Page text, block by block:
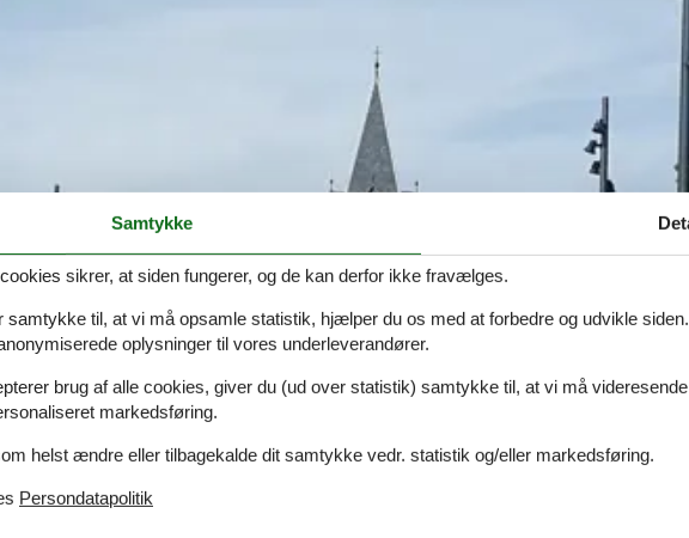
Samtykke
sikrer, at siden fungerer, og de kan derfor ikke fravælges.
samtykke til, at vi må opsamle statistik, hjælper du os med at forbedre og udvikle
oplysninger til vores underleverandører.
brug af alle cookies, giver du (ud over statistik) samtykke til, at vi må
markedsføring.
helst ændre eller tilbagekalde dit samtykke vedr. statistik og/eller markedsføring.
Persondatapolitik